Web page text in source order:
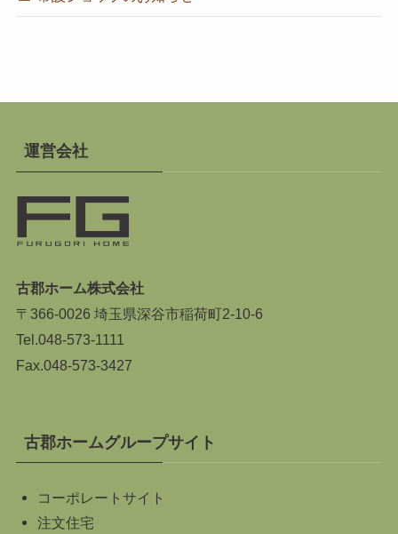
運営会社
古郡ホーム株式会社
〒366-0026 埼玉県深谷市稲荷町2-10-6
Tel.048-573-1111
Fax.048-573-3427
古郡ホームグループサイト
コーポレートサイト
注文住宅